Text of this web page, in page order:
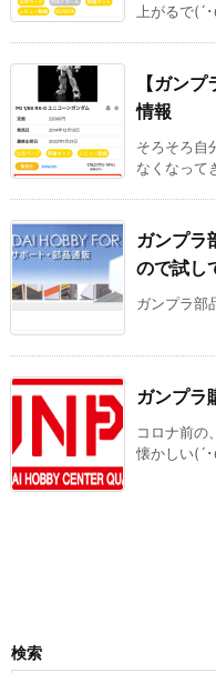
上がるで
【ガン
情報
そろそろ自
なくなって
ガンプラ
ので試し
ガンプラ部
ガンプラ
コロナ前の
懐かしい(´
検索